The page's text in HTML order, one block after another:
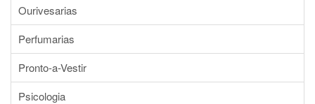
Ourivesarias
Perfumarias
Pronto-a-Vestir
Psicologia